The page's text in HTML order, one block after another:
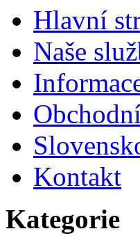
Hlavní
Naše
Kontakt
Kategorie